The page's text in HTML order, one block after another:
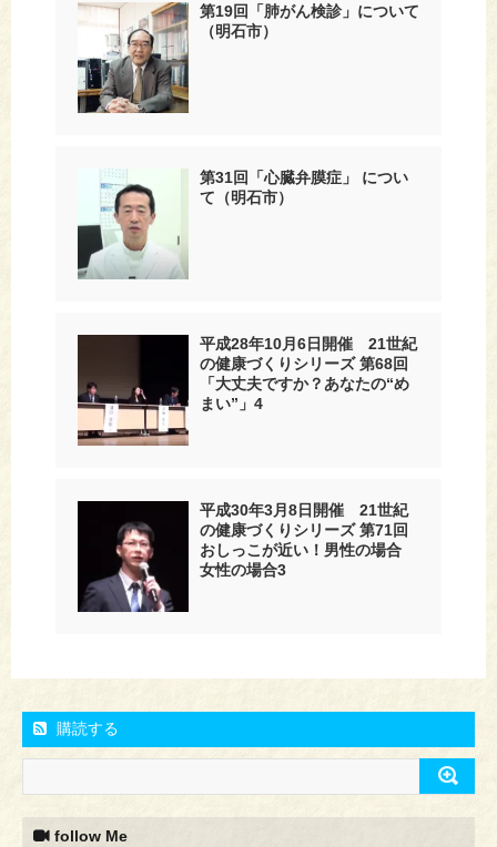
第19回「肺がん検診」について
（明石市）
第31回「心臓弁膜症」 につい
て（明石市）
平成28年10月6日開催 21世紀
の健康づくりシリーズ 第68回
「大丈夫ですか？あなたの“め
まい”」4
平成30年3月8日開催 21世紀
の健康づくりシリーズ 第71回
おしっこが近い！男性の場合
女性の場合3
購読する
follow Me